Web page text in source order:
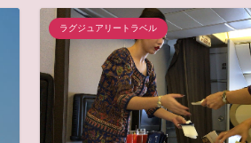
ラグジュアリートラベル